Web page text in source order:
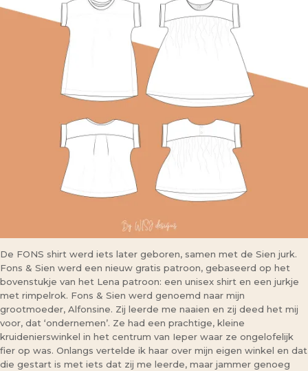
De FONS shirt werd iets later geboren, samen met de Sien jurk.
Fons & Sien werd een nieuw gratis patroon, gebaseerd op het
bovenstukje van het Lena patroon: een unisex shirt en een jurkje
met rimpelrok. Fons & Sien werd genoemd naar mijn
grootmoeder, Alfonsine. Zij leerde me naaien en zij deed het mij
voor, dat ‘ondernemen’. Ze had een prachtige, kleine
kruidenierswinkel in het centrum van Ieper waar ze ongelofelijk
fier op was. Onlangs vertelde ik haar over mijn eigen winkel en dat
die gestart is met iets dat zij me leerde, maar jammer genoeg